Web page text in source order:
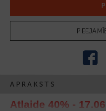
APRAKSTS
Atlaide 40% -